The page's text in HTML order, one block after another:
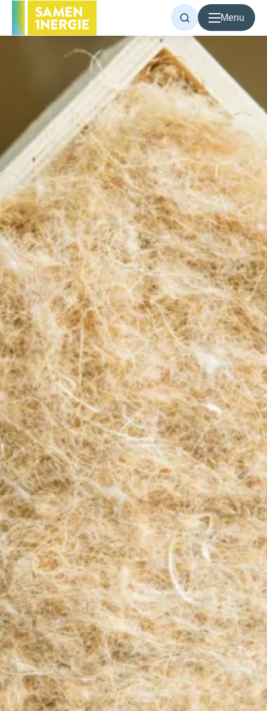
Menu
Voor inwoners
Voor bedrijven
Over Samen1Nergie
Artikelen
Projecten
Contact
Home
Bellen Mailen
Samen1Nergie is een initiatief van de gemeenten
Duiven en Westervoort